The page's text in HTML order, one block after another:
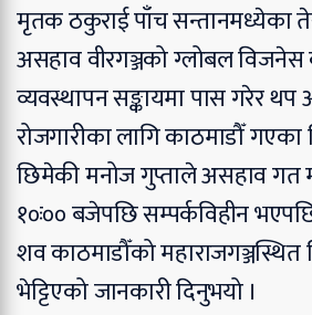
मृतक ठकुराई पाँच सन्तानमध्येका
असहाव वीरगञ्जको ग्लोबल
व्यवस्थापन सङ्कायमा पास गरेर थप
रोजगारीका लागि काठमाडौँ
छिमेकी मनोज गुप्ताले असहाव गत
१०ः०० बजेपछि सम्पर्कविहीन
शव काठमाडौँको
भेट्टिएको जानकारी दिनुभयो ।